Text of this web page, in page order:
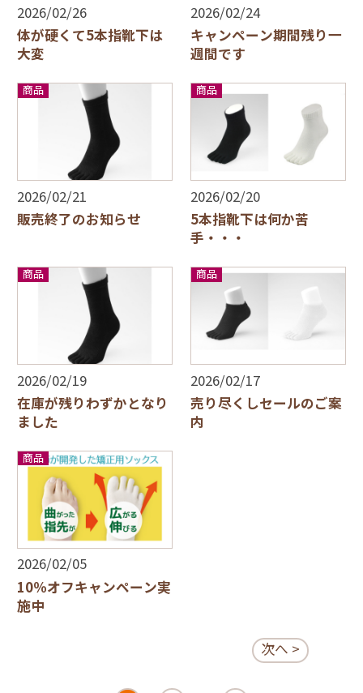
2026/02/26
体が硬くて5本指靴下は
大変
2026/02/24
キャンペーン期間残り一
週間です
商品
2026/02/21
販売終了のお知らせ
商品
2026/02/20
5本指靴下は何か苦
手・・・
商品
2026/02/19
在庫が残りわずかとなり
ました
商品
2026/02/17
売り尽くしセールのご案
内
商品
2026/02/05
10％オフキャンペーン実
施中
次へ >